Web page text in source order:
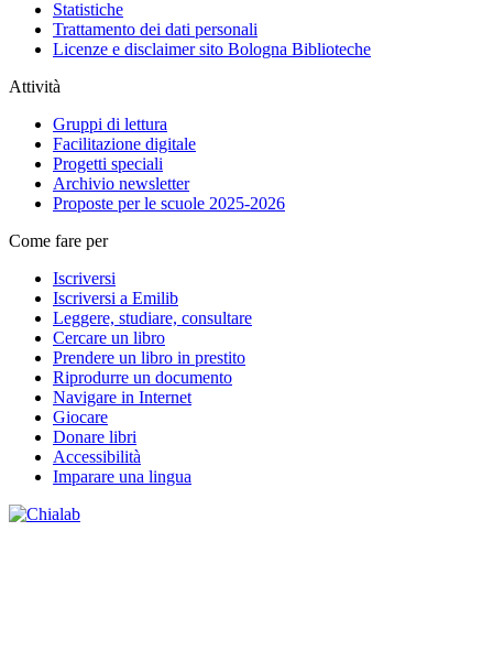
Statistiche
Trattamento dei dati personali
Licenze e disclaimer sito Bologna Biblioteche
Attività
Gruppi di lettura
Facilitazione digitale
Progetti speciali
Archivio newsletter
Proposte per le scuole 2025-2026
Come fare per
Iscriversi
Iscriversi a Emilib
Leggere, studiare, consultare
Cercare un libro
Prendere un libro in prestito
Riprodurre un documento
Navigare in Internet
Giocare
Donare libri
Accessibilità
Imparare una lingua